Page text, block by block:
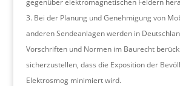
gegenüber elektromagnetischen Feldern
Bei der Planung und Genehmigung von
anderen Sendeanlagen werden in
Vorschriften und Normen im Baurecht
sicherzustellen, dass die Exposition der
Elektrosmog minimiert wird.